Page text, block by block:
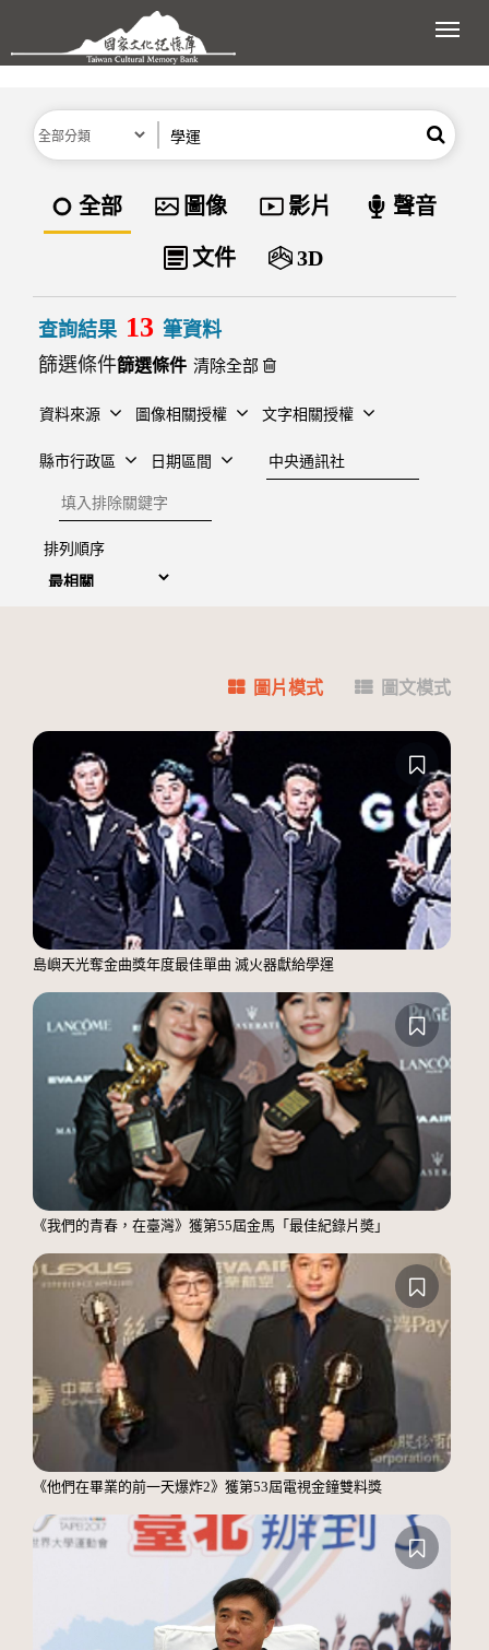
跳到主要內容區塊
展
分類 搜尋
資料類型
全部 圖像 影片 聲音
文件 3D
查詢結果 13 筆資料
篩選條件
清除全部
資料來源 圖像相關授權 文字相關授權
縣市行政區 日期區間
建檔單位
排除關鍵字
排列順序
圖片模式 圖文模式
島嶼天光奪金曲獎年度最佳單曲 滅火器獻給學運
《我們的青春，在臺灣》獲第55屆金馬「最佳紀錄片奬」
《他們在畢業的前一天爆炸2》獲第53屆電視金鐘雙料獎